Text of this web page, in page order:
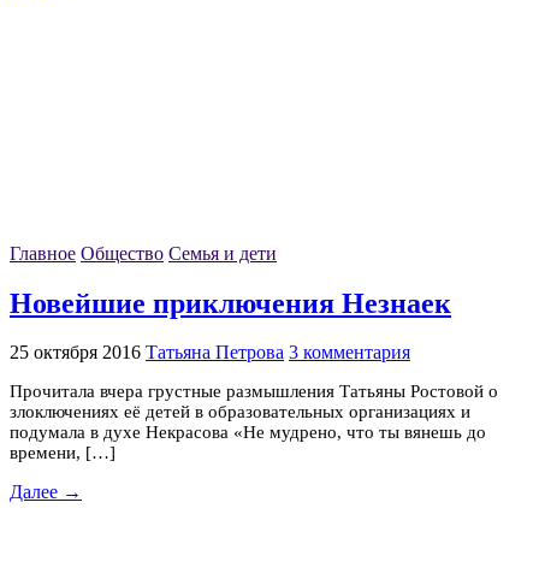
Главное Общество Семья и дети
Новейшие приключения Незнаек
25 октября 2016 Татьяна Петрова 3 комментария
Прочитала вчера грустные размышления Татьяны Ростовой о
злоключениях её детей в образовательных организациях и
подумала в духе Некрасова «Не мудрено, что ты вянешь до
времени, […]
Далее →